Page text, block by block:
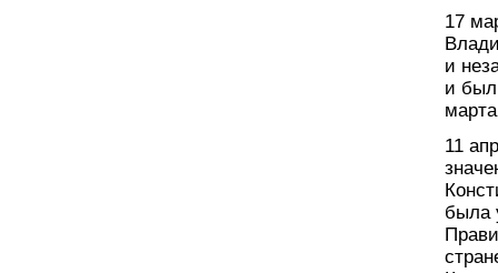
17
и
и был
11
была